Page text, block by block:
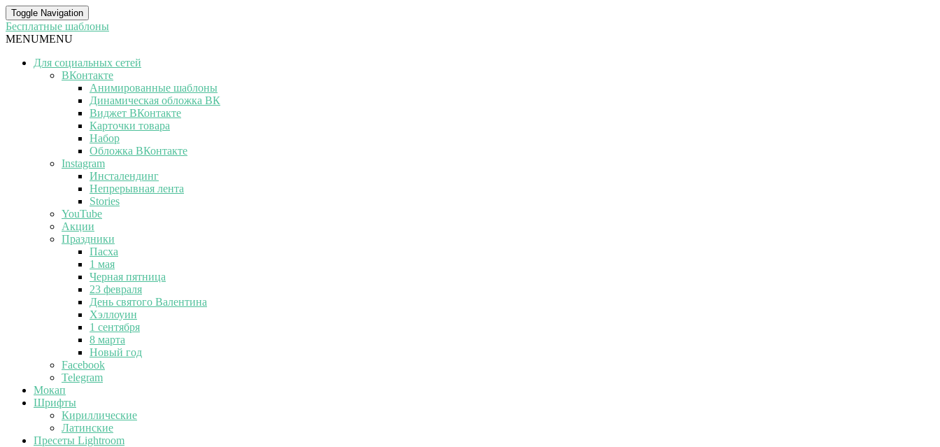
Toggle Navigation
Бесплатные шаблоны
MENUMENU
Для социальных сетей
ВКонтакте
Анимированные шаблоны
Динамическая обложка ВК
Виджет ВКонтакте
Карточки товара
Набор
Обложка ВКонтакте
Instagram
Инсталендинг
Непрерывная лента
Stories
YouTube
Акции
Праздники
Пасха
1 мая
Черная пятница
23 февраля
День святого Валентина
Хэллоуин
1 сентября
8 марта
Новый год
Facebook
Telegram
Мокап
Шрифты
Кириллические
Латинские
Пресеты Lightroom